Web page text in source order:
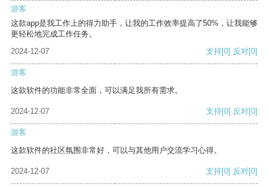
游客
这款app是我工作上的得力助手，让我的工作效率提高了50%，让我能够
更轻松地完成工作任务。
2024-12-07
支持[0] 反对[0]
游客
这款软件的功能非常全面，可以满足我所有需求。
2024-12-07 支持[0] 反对[0]
游客
这款软件的社区氛围非常好，可以与其他用户交流学习心得。
2024-12-07 支持[0] 反对[0]